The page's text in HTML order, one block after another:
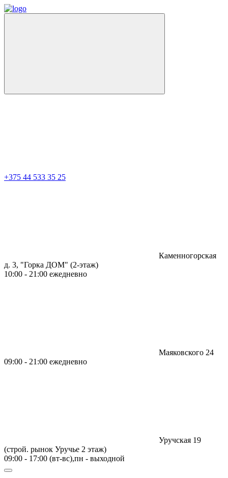
+375 44 533 35 25
Каменногорская
д. 3, "Горка ДОМ" (2-этаж)
10:00 - 21:00 ежедневно
Маяковского 24
09:00 - 21:00 ежедневно
Уручская 19
(строй. рынок Уручье 2 этаж)
09:00 - 17:00 (вт-вс),пн - выходной